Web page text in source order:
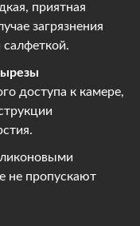
приятная
загрязнения
доступа к камере,
не пропускают